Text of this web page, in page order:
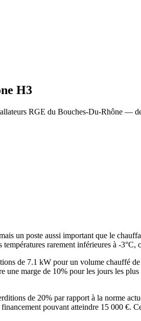
H3
RGE du Bouches-Du-Rhône —
un poste aussi important que le
rarement inférieures à -
de 7.1 kW pour un volume chauffé
marge de 10% pour les jours les
de 20% par rapport à la norme
pouvant atteindre 15 000 €.